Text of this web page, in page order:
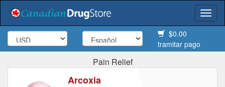
$0.00
tramitar pago
Pain Relief
Arcoxia